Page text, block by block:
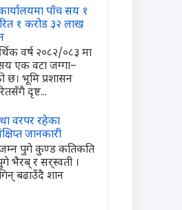
पाँच सय १
१ करोड ३२ लाख
वर्ष २०८२/०८३ मा
एक वटा जग्गा–
छ। भूमि प्रशासन
दृष्ट...
वरपर रहेका
जानकारी
पुगे कुण्ड कतिकति
भैरब् र सर्‌स्वती ।
बगिन् बढाउँदै शान